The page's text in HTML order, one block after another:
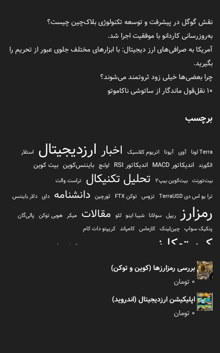
نقش گوگل در پیشرفت و توسعه تکنولوژی بلاک‌چین چیست؟
به‌روزرسانی کاردانو با موفقیت اجرا شد.
آمریکا به صرافی‌های ارز دیجیتال: با ابزارهای مختلف جلوی عبور از تحریم را
بگیرید.
چرا بعضی‌ها خیلی زود ثروتمند می‌شوند؟
۱۰ نقل‌قول ماندگار از ساتوشی ناکاموتو
برچسب
Terra لونا آوی آیوتا اتریوم کلاسیک اخبار ارزدیجیتال
استلار
الگورند اندیکاتور MACD اندیکاتور RSI اولنچ بایننس‌کوین بیت کوین
بیت‌تورنت بیت‌کوین بیپ2 تحلیل تکنیکال
تراست والت
ترا یو اس دی TerraUSD
تزوس توکن FTX ثورچین دانشنامه دای دلار بایننس
رمزارز ریپل سولانا شیبا اینو لئو مقالات میکر هوبی توکن پالی‌گان
پنکیک سواپ چین‌لینک کازماس کامپاند کریپتو دات کام
کریپتوکارنسی کیف پول
کیف پول تراست والت
بررسی رمزارزها (کوین و توکن)
0 تومان
اپلیکیشن ارزدیجیتال (اندروید)
0 تومان